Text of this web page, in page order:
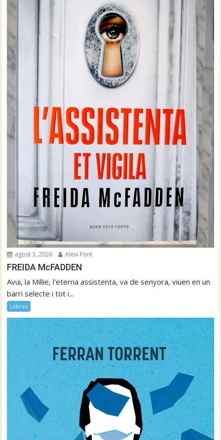
agost 3, 2026 Aleix Font
FREIDA McFADDEN
Avui, la Millie, l'eterna assistenta, va de senyora, viuen en un
barri selecte i tot i...
Llibres